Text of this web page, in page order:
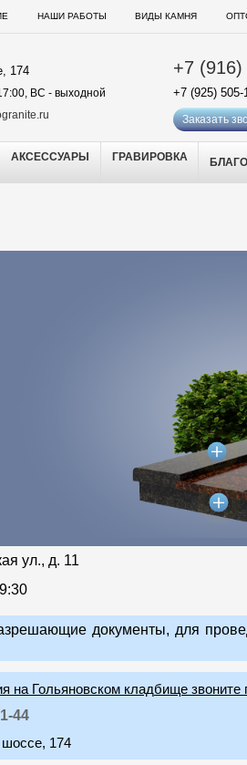
НАШИ РАБОТЫ ВИДЫ КАМНЯ
174
ВС - выходной
+7 (916)
+7 (925) 505-
Заказать
АКСЕССУАРЫ ГРАВИРОВКА
ул., д. 11
документы, для
на Гольяновском кладбище
44
шоссе, 174